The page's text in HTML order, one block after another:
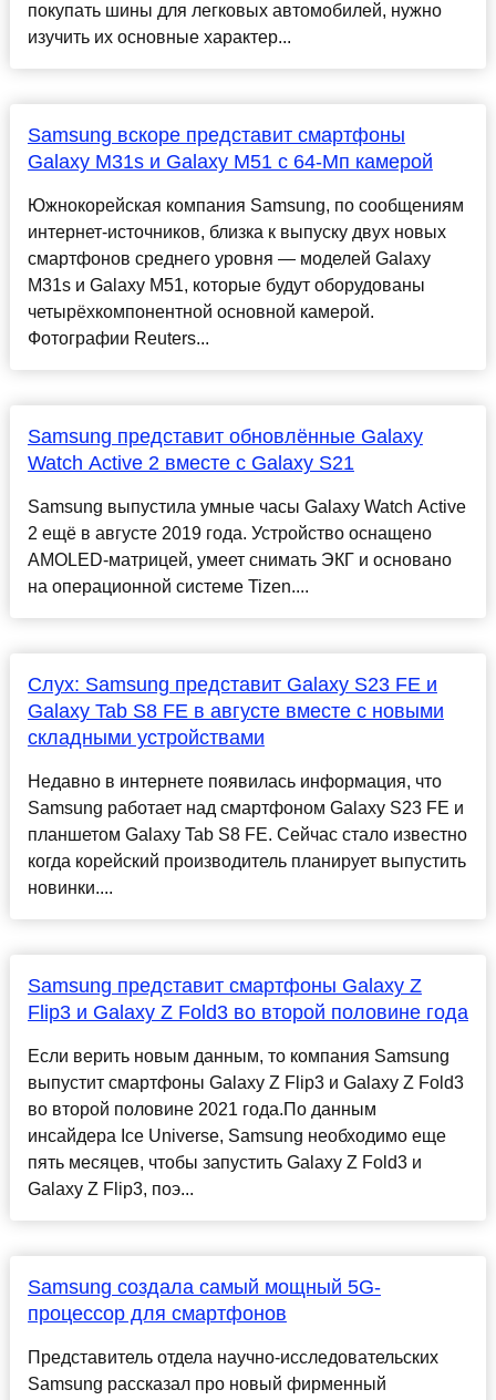
покупать шины для легковых автомобилей, нужно
изучить их основные характер...
Samsung вскоре представит смартфоны
Galaxy M31s и Galaxy M51 с 64-Мп камерой
Южнокорейская компания Samsung, по сообщениям
интернет-источников, близка к выпуску двух новых
смартфонов среднего уровня — моделей Galaxy
M31s и Galaxy M51, которые будут оборудованы
четырёхкомпонентной основной камерой.
Фотографии Reuters...
Samsung представит обновлённые Galaxy
Watch Active 2 вместе с Galaxy S21
Samsung выпустила умные часы Galaxy Watch Active
2 ещё в августе 2019 года. Устройство оснащено
AMOLED-матрицей, умеет снимать ЭКГ и основано
на операционной системе Tizen....
Слух: Samsung представит Galaxy S23 FE и
Galaxy Tab S8 FE в августе вместе с новыми
складными устройствами
Недавно в интернете появилась информация, что
Samsung работает над смартфоном Galaxy S23 FE и
планшетом Galaxy Tab S8 FE. Сейчас стало известно
когда корейский производитель планирует выпустить
новинки....
Samsung представит смартфоны Galaxy Z
Flip3 и Galaxy Z Fold3 во второй половине года
Если верить новым данным, то компания Samsung
выпустит смартфоны Galaxy Z Flip3 и Galaxy Z Fold3
во второй половине 2021 года.По данным
инсайдера Ice Universe, Samsung необходимо еще
пять месяцев, чтобы запустить Galaxy Z Fold3 и
Galaxy Z Flip3, поэ...
Samsung создала самый мощный 5G-
процессор для смартфонов
Представитель отдела научно-исследовательских
Samsung рассказал про новый фирменный